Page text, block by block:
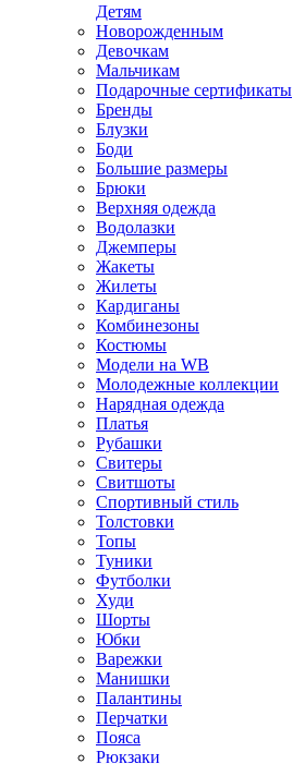
Детям
Новорожденным
Девочкам
Мальчикам
Подарочные сертификаты
Бренды
Блузки
Боди
Большие размеры
Брюки
Верхняя одежда
Водолазки
Джемперы
Жакеты
Жилеты
Кардиганы
Комбинезоны
Костюмы
Модели на WB
Молодежные коллекции
Нарядная одежда
Платья
Рубашки
Свитеры
Свитшоты
Спортивный стиль
Толстовки
Топы
Туники
Футболки
Худи
Шорты
Юбки
Варежки
Манишки
Палантины
Перчатки
Пояса
Рюкзаки